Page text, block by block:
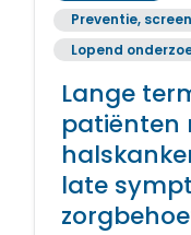
Preventie,
Lopend
Lange
patiënten
late